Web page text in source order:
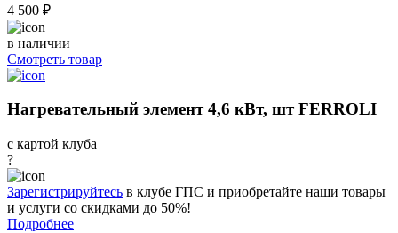
4 500 ₽
в наличии
Смотреть товар
Нагревательный элемент 4,6 кВт, шт FERROLI
с картой клуба
?
Зарегистрируйтесь в клубе ГПС и приобретайте наши товары
и услуги со скидками до 50%!
Подробнее